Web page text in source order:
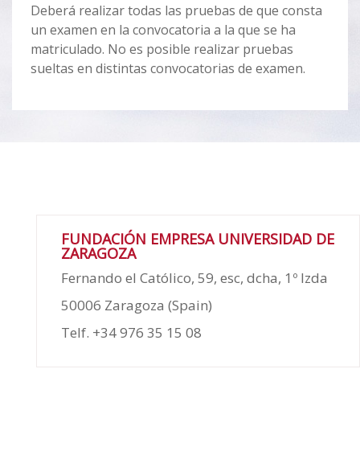
Deberá realizar todas las pruebas de que consta
un examen en la convocatoria a la que se ha
matriculado. No es posible realizar pruebas
sueltas en distintas convocatorias de examen.
FUNDACIÓN EMPRESA UNIVERSIDAD DE
ZARAGOZA
Fernando el Católico, 59, esc, dcha, 1º Izda
50006 Zaragoza (Spain)
Telf. +34 976 35 15 08